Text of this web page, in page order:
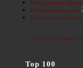
Итальянские
Военные фильмы
Новое
полное облако
Top 100